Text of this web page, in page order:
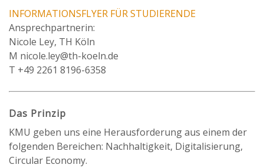
INFORMATIONSFLYER FÜR STUDIERENDE
Ansprechpartnerin:
Nicole Ley, TH Köln
M nicole.ley@th-koeln.de
T +49 2261 8196-6358
Das Prinzip
KMU geben uns eine Herausforderung aus einem der
folgenden Bereichen: Nachhaltigkeit, Digitalisierung,
Circular Economy.